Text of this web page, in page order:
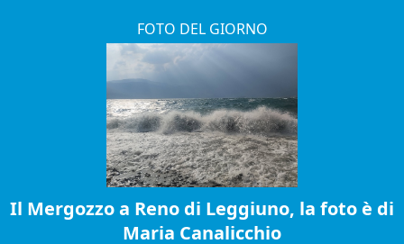
FOTO DEL GIORNO
Il Mergozzo a Reno di Leggiuno, la foto è di
Maria Canalicchio